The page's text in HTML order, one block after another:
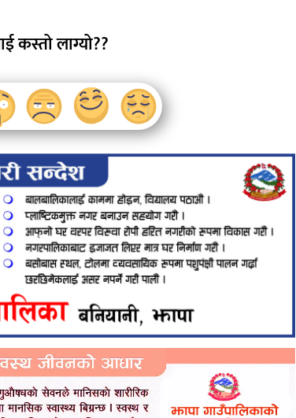
कस्तो लाग्यो??